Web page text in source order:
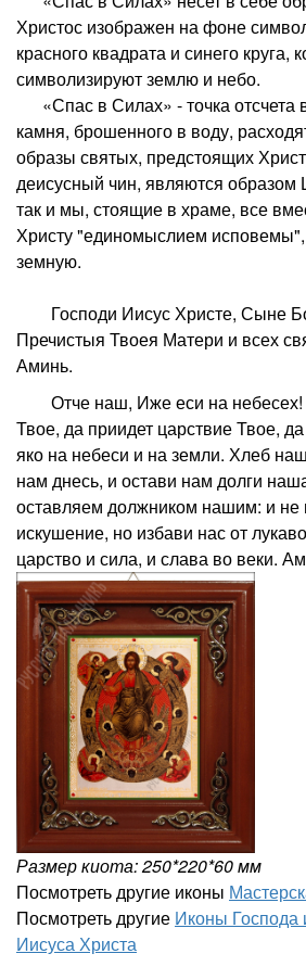
Христос изображен на фоне
красного квадрата и синего круга,
символизируют землю и небо.
«Спас в Силах» - точка отсчета
камня, брошенного в воду,
образы святых, предстоящих
деисусный чин, являются образом
так и мы, стоящие в храме, все
Христу "единомыслием
земную.
Господи Иисус Христе, Сыне
Пречистыя Твоея Матери и всех
Аминь.
Отче наш, Иже еси на небесех!
Твое, да приидет царствие Твое,
яко на небеси и на земли. Хлеб
нам днесь, и остави нам долги
оставляем должником нашим: и не
искушение, но избави нас от
царство и сила, и слава во веки.
Размер киота: 250*220*60 мм
Посмотреть другие иконы
Посмотреть другие Иконы Господа
Иисуса Христа